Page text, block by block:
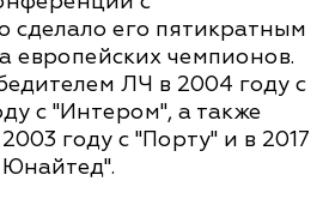
сделало его пятикратным
европейских чемпионов.
ЛЧ в 2004 году с
с "Интером", а также
году с "Порту" и в 2017
Юнайтед".